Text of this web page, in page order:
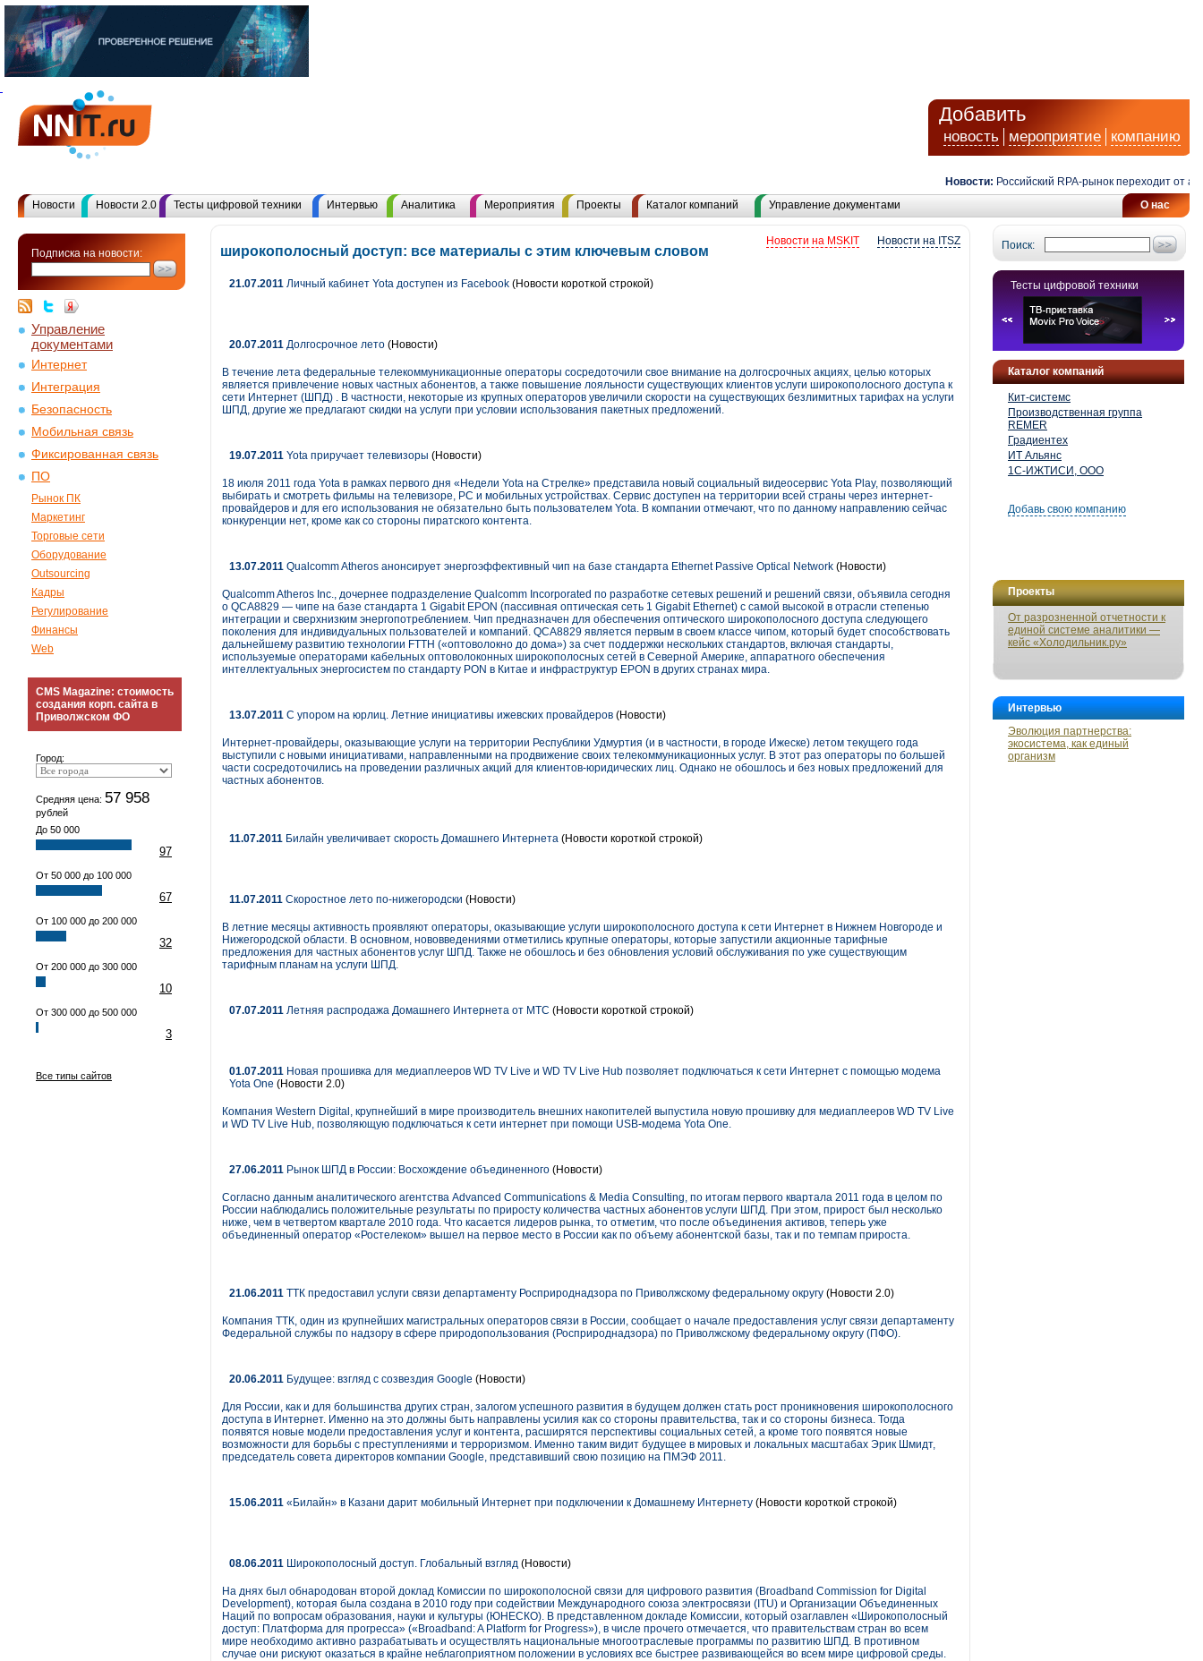
Добавить
новость мероприятие компанию
Новости: Российский RPA-рынок переходит от
О нас
Новости Новости 2.0 Тесты цифровой техники Интервью Аналитика Мероприятия Проекты Каталог компаний Управление документами
Подписка на новости:
Управление
документами
Интернет
Интеграция
Безопасность
Мобильная связь
Фиксированная связь
ПО
Рынок ПК
Маркетинг
Торговые сети
Оборудование
Outsourcing
Кадры
Регулирование
Финансы
Web
CMS Magazine: стоимость
создания корп. сайта в
Приволжском ФО
Город:
Средняя цена: 57 958
рублей
До 50 000
97
От 50 000 до 100 000
67
От 100 000 до 200 000
32
От 200 000 до 300 000
10
От 300 000 до 500 000
3
Все типы сайтов
Поиск:
Тесты цифровой техники
Каталог компаний
Кит-системс
Производственная группа
REMER
Градиентех
ИТ Альянс
1С-ИЖТИСИ, ООО
Добавь свою компанию
Проекты
От разрозненной отчетности к
единой системе аналитики —
кейс «Холодильник.ру»
Интервью
Эволюция партнерства:
экосистема, как единый
организм
Новости на ITSZ
Новости на MSKIT
широкополосный доступ: все материалы с этим ключевым словом
21.07.2011 Личный кабинет Yota доступен из Facebook (Новости короткой строкой)
20.07.2011 Долгосрочное лето (Новости)
В течение лета федеральные телекоммуникационные операторы сосредоточили свое внимание на долгосрочных акциях, целью которых
является привлечение новых частных абонентов, а также повышение лояльности существующих клиентов услуги широкополосного доступа к
сети Интернет (ШПД) . В частности, некоторые из крупных операторов увеличили скорости на существующих безлимитных тарифах на услуги
ШПД, другие же предлагают скидки на услуги при условии использования пакетных предложений.
19.07.2011 Yota приручает телевизоры (Новости)
18 июля 2011 года Yota в рамках первого дня «Недели Yota на Стрелке» представила новый социальный видеосервис Yota Play, позволяющий
выбирать и смотреть фильмы на телевизоре, PC и мобильных устройствах. Сервис доступен на территории всей страны через интернет-
провайдеров и для его использования не обязательно быть пользователем Yota. В компании отмечают, что по данному направлению сейчас
конкуренции нет, кроме как со стороны пиратского контента.
13.07.2011 Qualcomm Atheros анонсирует энергоэффективный чип на базе стандарта Ethernet Passive Optical Network (Новости)
Qualcomm Atheros Inc., дочернее подразделение Qualcomm Incorporated по разработке сетевых решений и решений связи, объявила сегодня
о QCA8829 — чипе на базе стандарта 1 Gigabit EPON (пассивная оптическая сеть 1 Gigabit Ethernet) с самой высокой в отрасли степенью
интеграции и сверхнизким энергопотреблением. Чип предназначен для обеспечения оптического широкополосного доступа следующего
поколения для индивидуальных пользователей и компаний. QCA8829 является первым в своем классе чипом, который будет способствовать
дальнейшему развитию технологии FTTH («оптоволокно до дома») за счет поддержки нескольких стандартов, включая стандарты,
используемые операторами кабельных оптоволоконных широкополосных сетей в Северной Америке, аппаратного обеспечения
интеллектуальных энергосистем по стандарту PON в Китае и инфраструктур EPON в других странах мира.
13.07.2011 С упором на юрлиц. Летние инициативы ижевских провайдеров (Новости)
Интернет-провайдеры, оказывающие услуги на территории Республики Удмуртия (и в частности, в городе Ижеске) летом текущего года
выступили с новыми инициативами, направленными на продвижение своих телекоммуникационных услуг. В этот раз операторы по большей
части сосредоточились на проведении различных акций для клиентов-юридических лиц. Однако не обошлось и без новых предложений для
частных абонентов.
11.07.2011 Билайн увеличивает скорость Домашнего Интернета (Новости короткой строкой)
11.07.2011 Скоростное лето по-нижегородски (Новости)
В летние месяцы активность проявляют операторы, оказывающие услуги широкополосного доступа к сети Интернет в Нижнем Новгороде и
Нижегородской области. В основном, нововведениями отметились крупные операторы, которые запустили акционные тарифные
предложения для частных абонентов услуг ШПД. Также не обошлось и без обновления условий обслуживания по уже существующим
тарифным планам на услуги ШПД.
07.07.2011 Летняя распродажа Домашнего Интернета от МТС (Новости короткой строкой)
01.07.2011 Новая прошивка для медиаплееров WD TV Live и WD TV Live Hub позволяет подключаться к сети Интернет с помощью модема
Yota One (Новости 2.0)
Компания Western Digital, крупнейший в мире производитель внешних накопителей выпустила новую прошивку для медиаплееров WD TV Live
и WD TV Live Hub, позволяющую подключаться к сети интернет при помощи USB-модема Yota One.
27.06.2011 Рынок ШПД в России: Восхождение объединенного (Новости)
Согласно данным аналитического агентства Advanced Communications & Media Consulting, по итогам первого квартала 2011 года в целом по
России наблюдались положительные результаты по приросту количества частных абонентов услуги ШПД. При этом, прирост был несколько
ниже, чем в четвертом квартале 2010 года. Что касается лидеров рынка, то отметим, что после объединения активов, теперь уже
объединенный оператор «Ростелеком» вышел на первое место в России как по объему абонентской базы, так и по темпам прироста.
21.06.2011 ТТК предоставил услуги связи департаменту Росприроднадзора по Приволжскому федеральному округу (Новости 2.0)
Компания ТТК, один из крупнейших магистральных операторов связи в России, сообщает о начале предоставления услуг связи департаменту
Федеральной службы по надзору в сфере природопользования (Росприроднадзора) по Приволжскому федеральному округу (ПФО).
20.06.2011 Будущее: взгляд с созвездия Google (Новости)
Для России, как и для большинства других стран, залогом успешного развития в будущем должен стать рост проникновения широкополосного
доступа в Интернет. Именно на это должны быть направлены усилия как со стороны правительства, так и со стороны бизнеса. Тогда
появятся новые модели предоставления услуг и контента, расширятся перспективы социальных сетей, а кроме того появятся новые
возможности для борьбы с преступлениями и терроризмом. Именно таким видит будущее в мировых и локальных масштабах Эрик Шмидт,
председатель совета директоров компании Google, представивший свою позицию на ПМЭФ 2011.
15.06.2011 «Билайн» в Казани дарит мобильный Интернет при подключении к Домашнему Интернету (Новости короткой строкой)
08.06.2011 Широкополосный доступ. Глобальный взгляд (Новости)
На днях был обнародован второй доклад Комиссии по широкополосной связи для цифрового развития (Broadband Commission for Digital
Development), которая была создана в 2010 году при содействии Международного союза электросвязи (ITU) и Организации Объединенных
Наций по вопросам образования, науки и культуры (ЮНЕСКО). В представленном докладе Комиссии, который озаглавлен «Широкополосный
доступ: Платформа для прогресса» («Broadband: A Platform for Progress»), в числе прочего отмечается, что правительствам стран во всем
мире необходимо активно разрабатывать и осуществлять национальные многоотраслевые программы по развитию ШПД. В противном
случае они рискуют оказаться в крайне неблагоприятном положении в условиях все быстрее развивающейся во всем мире цифровой среды.